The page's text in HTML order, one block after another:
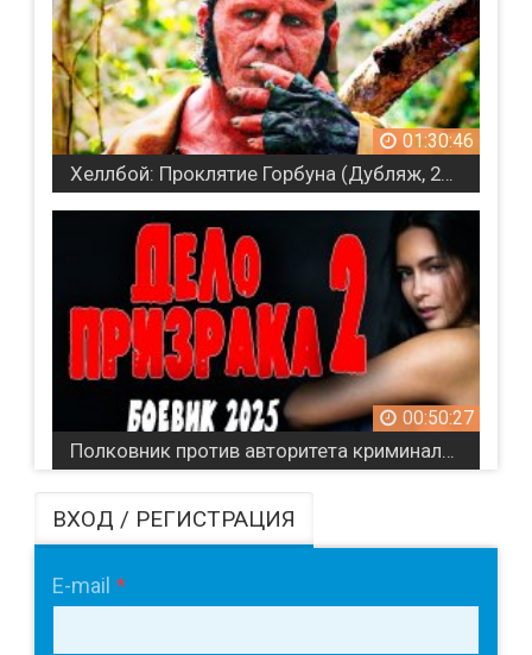
01:30:46
Хеллбой: Проклятие Горбуна (Дубляж, 2024)
00:50:27
ВХОД / РЕГИСТРАЦИЯ
E-mail